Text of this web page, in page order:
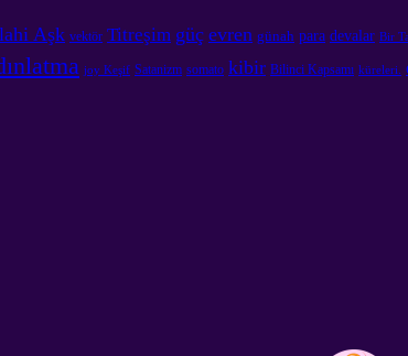
Aşk vektör Titreşim güç evren günah para devalar Bir
joy Keşif Satanizm somato kibir Bilinci Kapsamı küreleri.